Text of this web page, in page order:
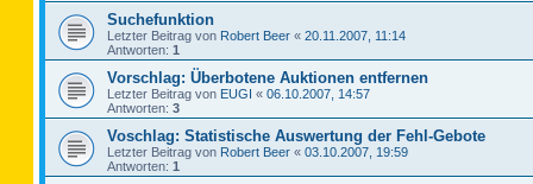
Suchefunktion
Letzter Beitrag von Robert Beer « 20.11.2007, 11:14
Antworten: 1
Vorschlag: Überbotene Auktionen entfernen
Letzter Beitrag von EUGI « 06.10.2007, 14:57
Antworten: 3
Voschlag: Statistische Auswertung der Fehl-Gebote
Letzter Beitrag von Robert Beer « 03.10.2007, 19:59
Antworten: 1